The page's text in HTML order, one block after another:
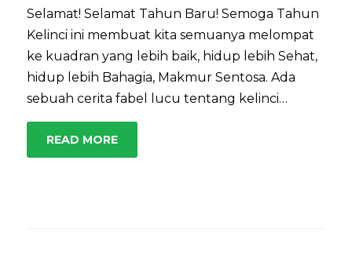
Selamat! Selamat Tahun Baru! Semoga Tahun
Kelinci ini membuat kita semuanya melompat
ke kuadran yang lebih baik, hidup lebih Sehat,
hidup lebih Bahagia, Makmur Sentosa. Ada
sebuah cerita fabel lucu tentang kelinci…
READ MORE